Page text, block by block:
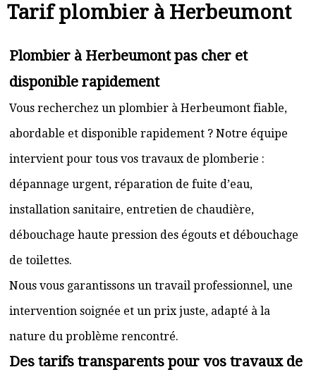
Tarif plombier à Herbeumont
Plombier à Herbeumont pas cher et
disponible rapidement
Vous recherchez un plombier à Herbeumont fiable,
abordable et disponible rapidement ? Notre équipe
intervient pour tous vos travaux de plomberie :
dépannage urgent, réparation de fuite d’eau,
installation sanitaire, entretien de chaudière,
débouchage haute pression des égouts et débouchage
de toilettes.
Nous vous garantissons un travail professionnel, une
intervention soignée et un prix juste, adapté à la
nature du problème rencontré.
Des tarifs transparents pour vos travaux de